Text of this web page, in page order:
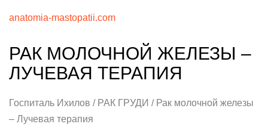
anatomia-mastopatii.com
РАК МОЛОЧНОЙ ЖЕЛЕЗЫ –
ЛУЧЕВАЯ ТЕРАПИЯ
Госпиталь Ихилов / РАК ГРУДИ / Рак молочной железы
– Лучевая терапия